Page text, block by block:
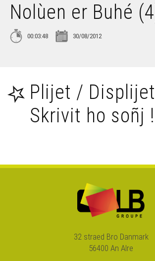
Marie-Claire Le Corre & Patrick
Marie-Claire Le Corre & Patrick
Erwan & Julien Le Creff (2)
Nolùen er Buhé (4)
Nolùen er Buhé (3)
Nolùen er Buhé (2)
Nolùen er Buhé
00:03:48 30/08/2012
Plijet /
Skrivit ho soñj !
32 straed Bro Danmark
56400 An Alre